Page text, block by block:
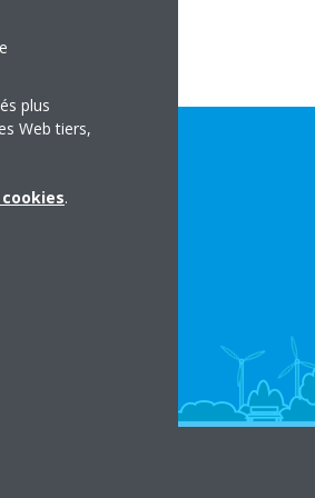
plus
Web tiers,
.